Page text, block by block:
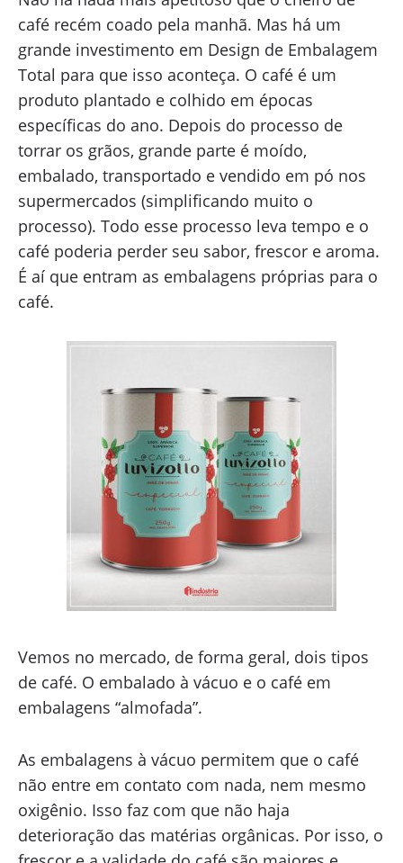
café recém coado pela manhã. Mas há um
grande investimento em Design de Embalagem
Total para que isso aconteça. O café é um
produto plantado e colhido em épocas
específicas do ano. Depois do processo de
torrar os grãos, grande parte é moído,
embalado, transportado e vendido em pó nos
supermercados (simplificando muito o
processo). Todo esse processo leva tempo e o
café poderia perder seu sabor, frescor e aroma.
É aí que entram as embalagens próprias para o
café.
Vemos no mercado, de forma geral, dois tipos
de café. O embalado à vácuo e o café em
embalagens “almofada”.
As embalagens à vácuo permitem que o café
não entre em contato com nada, nem mesmo
oxigênio. Isso faz com que não haja
deterioração das matérias orgânicas. Por isso, o